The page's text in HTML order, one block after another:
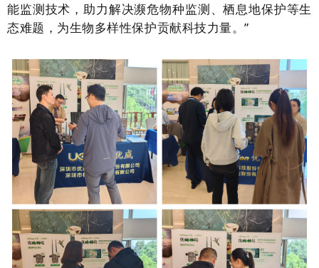
能监测技术，助力解决濒危物种监测、栖息地保护等生
态难题，为生物多样性保护贡献科技力量。”